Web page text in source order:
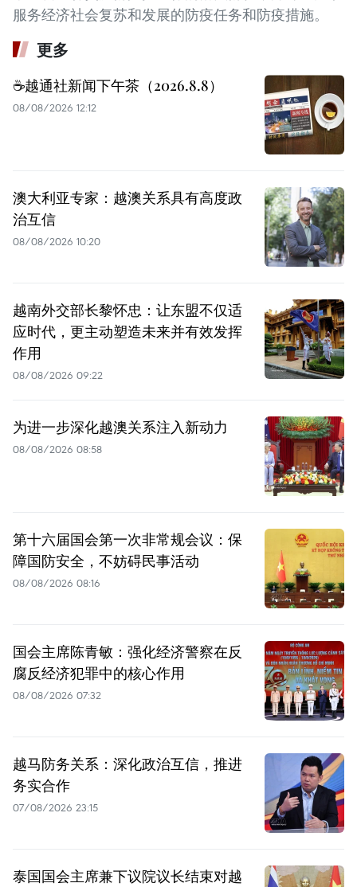
服务经济社会复苏和发展的防疫任务和防疫措施。
更多
☕️越通社新闻下午茶（2026.8.8）
08/08/2026 12:12
澳大利亚专家：越澳关系具有高度政
治互信
08/08/2026 10:20
越南外交部长黎怀忠：让东盟不仅适
应时代，更主动塑造未来并有效发挥
作用
08/08/2026 09:22
为进一步深化越澳关系注入新动力
08/08/2026 08:58
第十六届国会第一次非常规会议：保
障国防安全，不妨碍民事活动
08/08/2026 08:16
国会主席陈青敏：强化经济警察在反
腐反经济犯罪中的核心作用
08/08/2026 07:32
越马防务关系：深化政治互信，推进
务实合作
07/08/2026 23:15
泰国国会主席兼下议院议长结束对越